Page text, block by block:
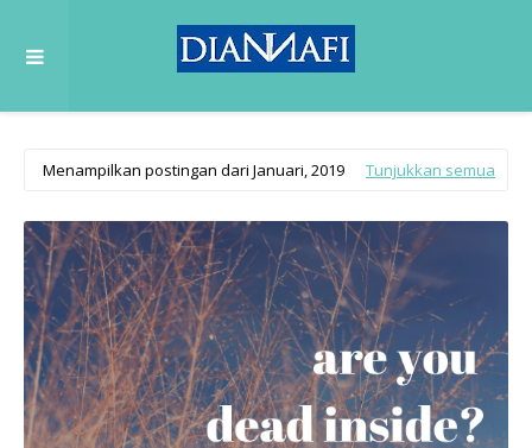
Menampilkan postingan dari Januari, 2019 Tunjukkan semua